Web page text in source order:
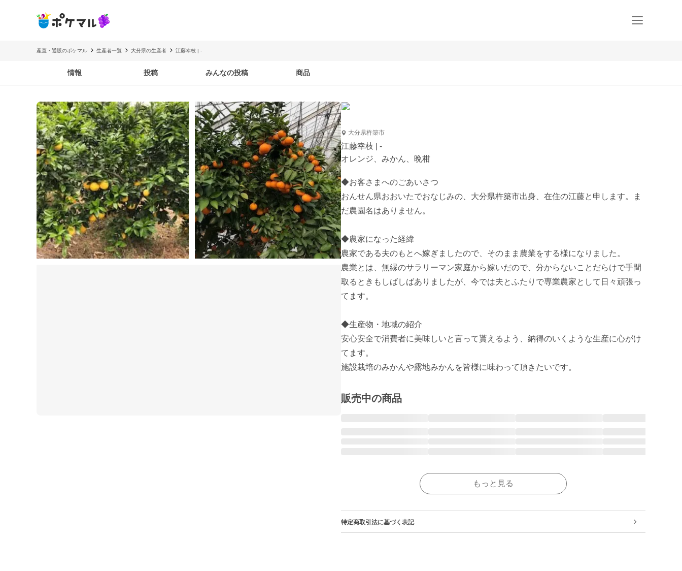
産直・通販のポケマル 生産者一覧 大分県の生産者 江藤幸枝 | -
情報 投稿 みんなの投稿 商品
大分県杵築市
江藤幸枝 | -
オレンジ、みかん、晩柑
◆お客さまへのごあいさつ
おんせん県おおいたでおなじみの、大分県杵築市出身、在住の江藤と申します。ま
だ農園名はありません。
◆農家になった経緯
農家である夫のもとへ嫁ぎましたので、そのまま農業をする様になりました。
農業とは、無縁のサラリーマン家庭から嫁いだので、分からないことだらけで手間
取るときもしばしばありましたが、今では夫とふたりで専業農家として日々頑張っ
てます。
◆生産物・地域の紹介
安心安全で消費者に美味しいと言って貰えるよう、納得のいくような生産に心がけ
てます。
施設栽培のみかんや露地みかんを皆様に味わって頂きたいです。
販売中の商品
もっと見る
特定商取引法に基づく表記